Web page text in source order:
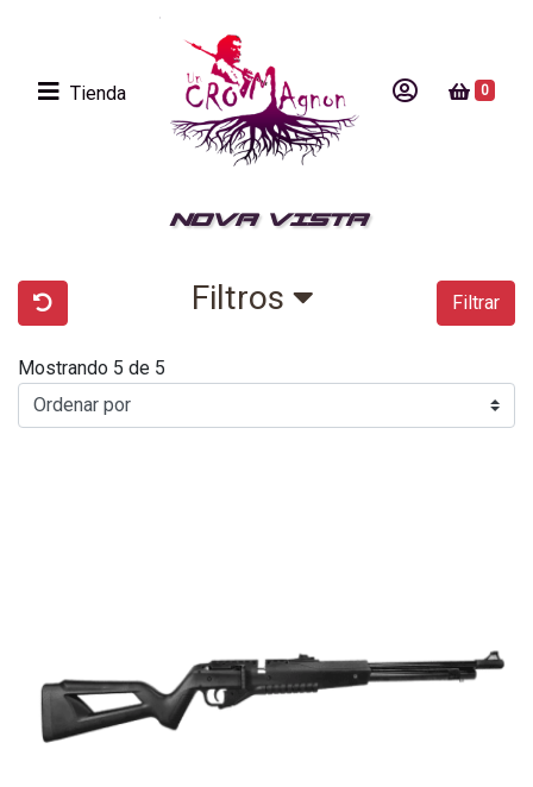
Tienda 0
NOVA VISTA
Filtros Filtrar
Mostrando 5 de 5